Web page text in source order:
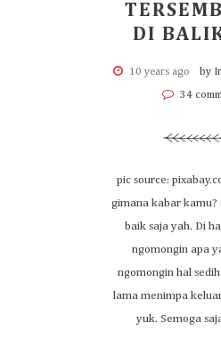
DI
10 years ago by
34
pic source:
gimana kabar kamu?
baik saja yah. Di
ngomongin apa
ngomongin hal
lama menimpa
yuk. Semoga